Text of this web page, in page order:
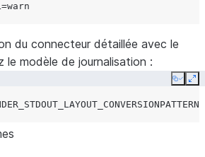
=
du connecteur détaillée avec le
modèle de journalisation :
Copy